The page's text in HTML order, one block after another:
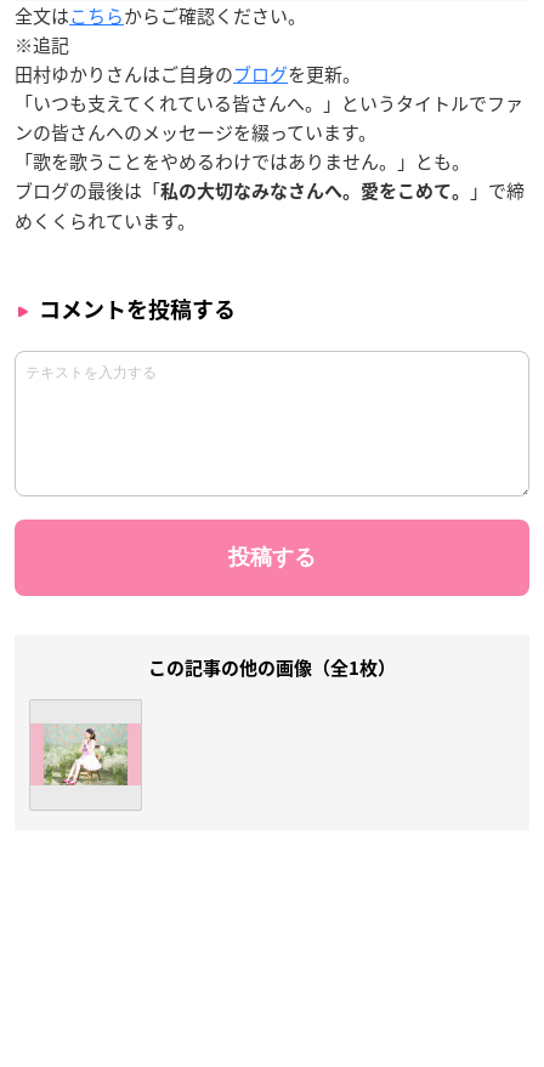
全文はこちらからご確認ください。
※追記
田村ゆかりさんはご自身のブログを更新。
「いつも支えてくれている皆さんへ。」というタイトルでファ
ンの皆さんへのメッセージを綴っています。
「歌を歌うことをやめるわけではありません。」とも。
ブログの最後は「私の大切なみなさんへ。愛をこめて。
」で締
めくくられています。
コメントを投稿する
この記事の他の画像（全1枚）